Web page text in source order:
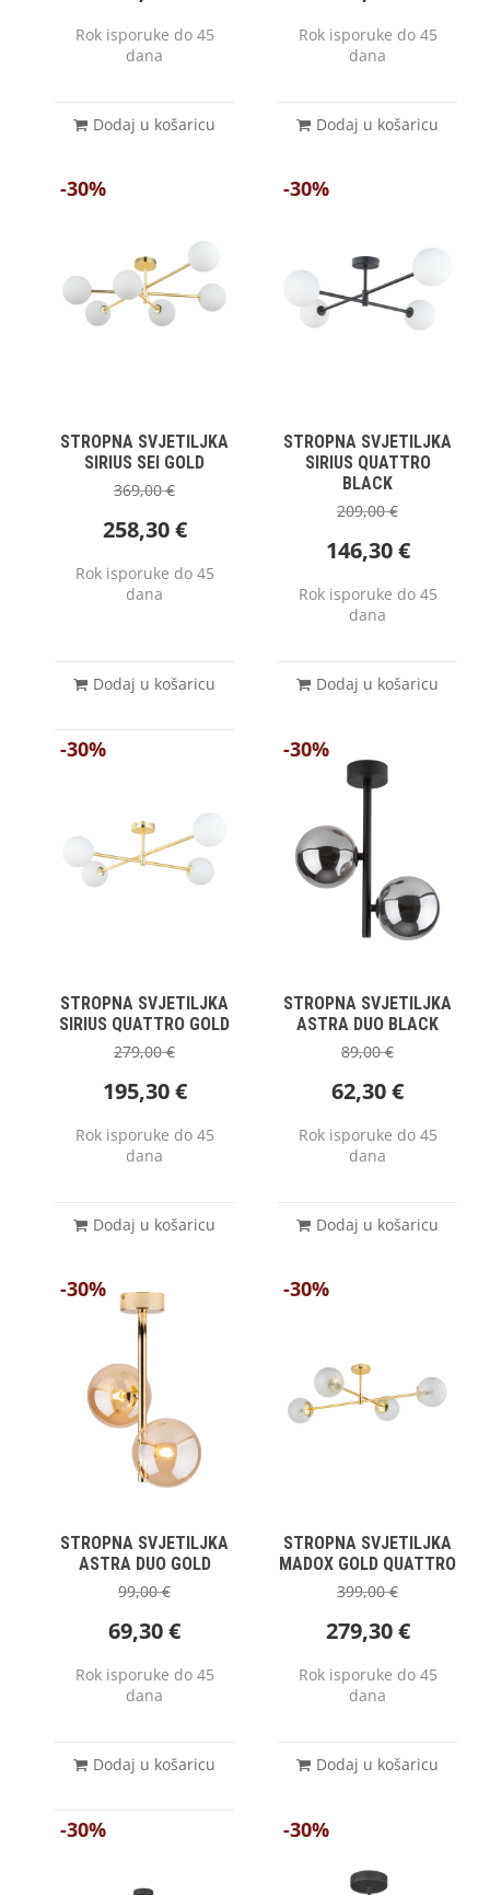
Rok isporuke do 45
dana
Dodaj u košaricu
Rok isporuke do 45
dana
Dodaj u košaricu
-30%
STROPNA SVJETILJKA
SIRIUS SEI GOLD
369,00€
258,30€
Rok isporuke do 45
dana
Dodaj u košaricu
-30%
STROPNA SVJETILJKA
SIRIUS QUATTRO
BLACK
209,00€
146,30€
Rok isporuke do 45
dana
Dodaj u košaricu
-30%
STROPNA SVJETILJKA
SIRIUS QUATTRO GOLD
279,00€
195,30€
Rok isporuke do 45
dana
Dodaj u košaricu
-30%
STROPNA SVJETILJKA
ASTRA DUO BLACK
89,00€
62,30€
Rok isporuke do 45
dana
Dodaj u košaricu
-30%
STROPNA SVJETILJKA
ASTRA DUO GOLD
99,00€
69,30€
Rok isporuke do 45
dana
Dodaj u košaricu
-30%
STROPNA SVJETILJKA
MADOX GOLD QUATTRO
399,00€
279,30€
Rok isporuke do 45
dana
Dodaj u košaricu
-30% -30%